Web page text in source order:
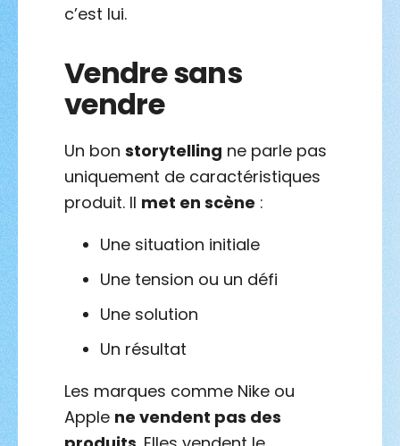
c’est lui.
Vendre sans
vendre
Un bon storytelling ne parle pas
uniquement de caractéristiques
produit. Il met en scène :
Une situation initiale
Une tension ou un défi
Une solution
Un résultat
Les marques comme Nike ou
Apple ne vendent pas des